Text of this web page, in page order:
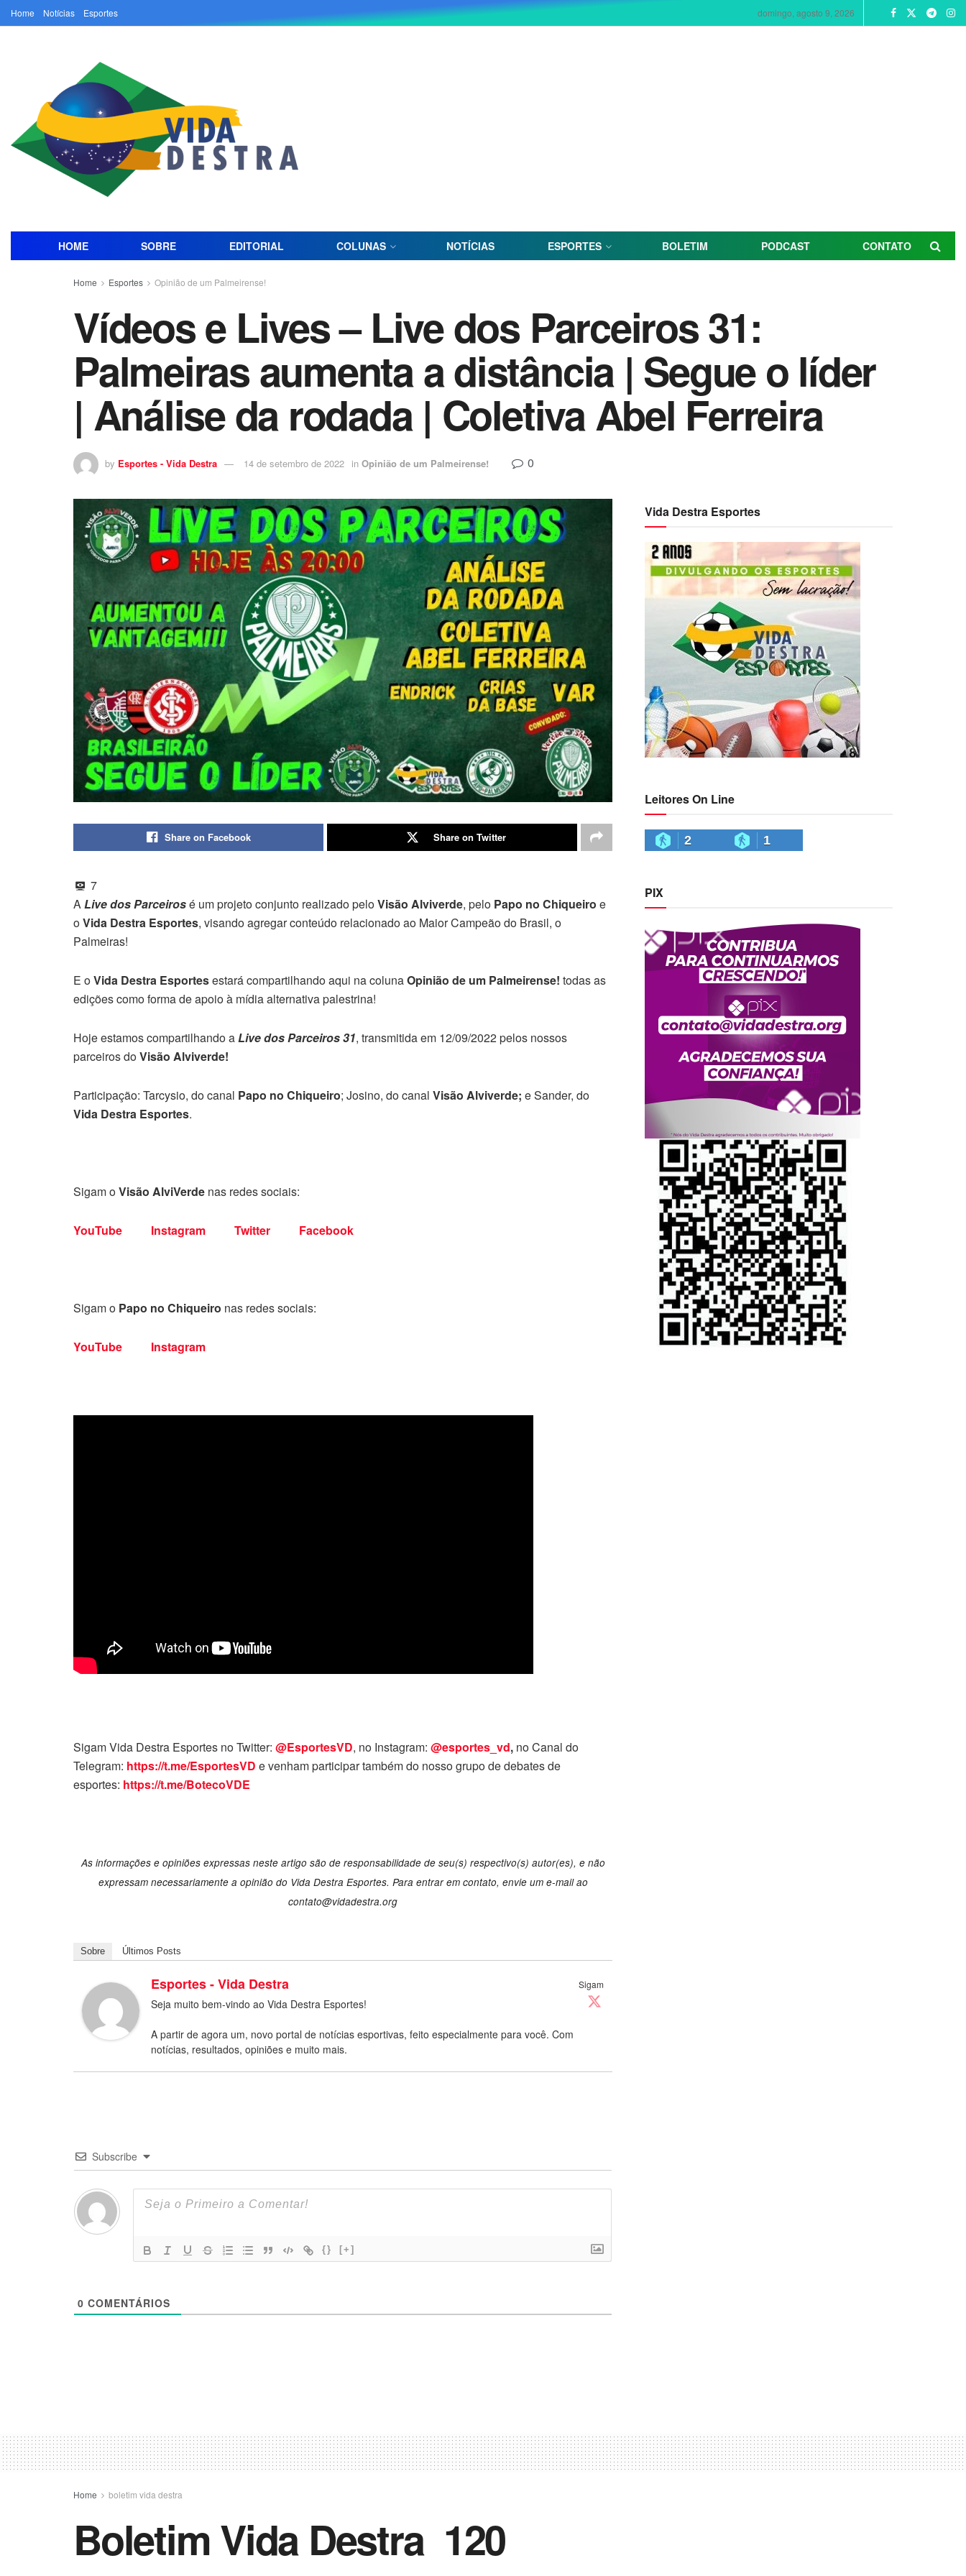
Home Notícias Esportes domingo, agosto 9, 2026
HOME SOBRE EDITORIAL COLUNAS NOTÍCIAS ESPORTES BOLETIM PODCAST CONTATO
Home Esportes Opinião de um Palmeirense!
Vídeos e Lives – Live dos Parceiros 31:
Palmeiras aumenta a distância | Segue o líder
| Análise da rodada | Coletiva Abel Ferreira
by Esportes - Vida Destra 14 de setembro de 2022 in Opinião de um Palmeirense! 0
Share on Facebook Share on Twitter
7
ALive dos Parceirosé um projeto conjunto realizado peloVisão Alviverde, pelo Papo no Chiqueiro e
oVida Destra Esportes, visando agregar conteúdo relacionado ao Maior Campeão do Brasil, o
Palmeiras!
E oVida Destra Esportesestará compartilhando aqui na colunaOpinião de um Palmeirense! todas as
edições como forma de apoio à mídia alternativa palestrina!
Hoje estamos compartilhando aLive dos Parceiros 31, transmitida em 12/09/2022 pelos nossos
parceiros doVisão Alviverde!
Participação: Tarcysio, do canal Papo no Chiqueiro; Josino, do canal Visão Alviverde; e Sander, do
Vida Destra Esportes.
Sigam oVisão AlviVerde nas redes sociais:
YouTube Instagram Twitter Facebook
Sigam o Papo no Chiqueiro nas redes sociais:
YouTube Instagram
Sigam Vida Destra Esportes no Twitter: @EsportesVD, no Instagram: @esportes_vd, no Canal do
Telegram: https://t.me/EsportesVD e venham participar também do nosso grupo de debates de
esportes: https://t.me/BotecoVDE
As informações e opiniões expressas neste artigo são de responsabilidade de seu(s) respectivo(s) autor(es), e não
expressam necessariamente a opinião do Vida Destra Esportes. Para entrar em contato, envie um e-mail ao
contato@vidadestra.org
Sobre Últimos Posts
Sigam
Esportes - Vida Destra
Seja muito bem-vindo ao Vida Destra Esportes!
A partir de agora um, novo portal de notícias esportivas, feito especialmente para você. Com
notícias, resultados, opiniões e muito mais.
Subscribe
{} [+]
0 COMENTÁRIOS
Vida Destra Esportes
Leitores On Line
2 1
PIX
Home boletim vida destra
Boletim Vida Destra 120